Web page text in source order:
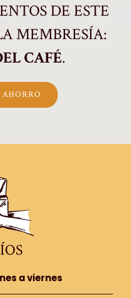
DE ESTE
MEMBRESÍA:
CAFÉ.
a viernes